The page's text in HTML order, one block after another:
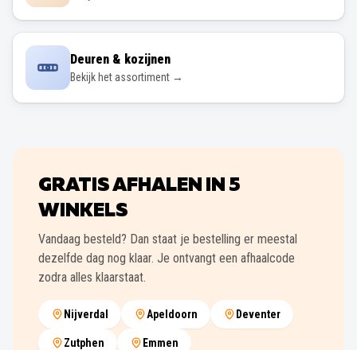
Deuren & kozijnen
Bekijk het assortiment →
GRATIS AFHALEN IN 5
WINKELS
Vandaag besteld? Dan staat je bestelling er meestal
dezelfde dag nog klaar. Je ontvangt een afhaalcode
zodra alles klaarstaat.
Nijverdal Apeldoorn Deventer
Zutphen Emmen